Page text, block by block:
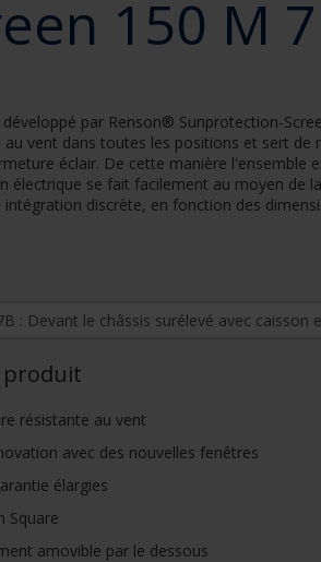
150 M
par Renson® Sunprotection-
au vent dans toutes les positions et sert
éclair. De cette manière
électrique se fait facilement au moyen de
discrète, en fonction des
produit
résistante au vent
avec des nouvelles fenêtres
élargies
Square
amovible par le dessous